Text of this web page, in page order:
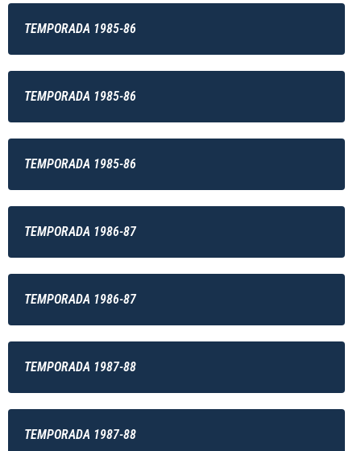
TEMPORADA 1985-86
TEMPORADA 1985-86
TEMPORADA 1985-86
TEMPORADA 1986-87
TEMPORADA 1986-87
TEMPORADA 1987-88
TEMPORADA 1987-88